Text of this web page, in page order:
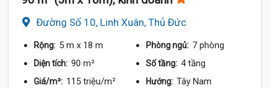
Đường Số 10, Linh Xuân, Thủ Đức
Rộng: 5 m x 18 m Phòng ngủ: 7 phòng
Diện tích: 90 m² Số tầng: 4 tầng
Giá/m²: 115 triệu/m² Hướng: Tây Nam